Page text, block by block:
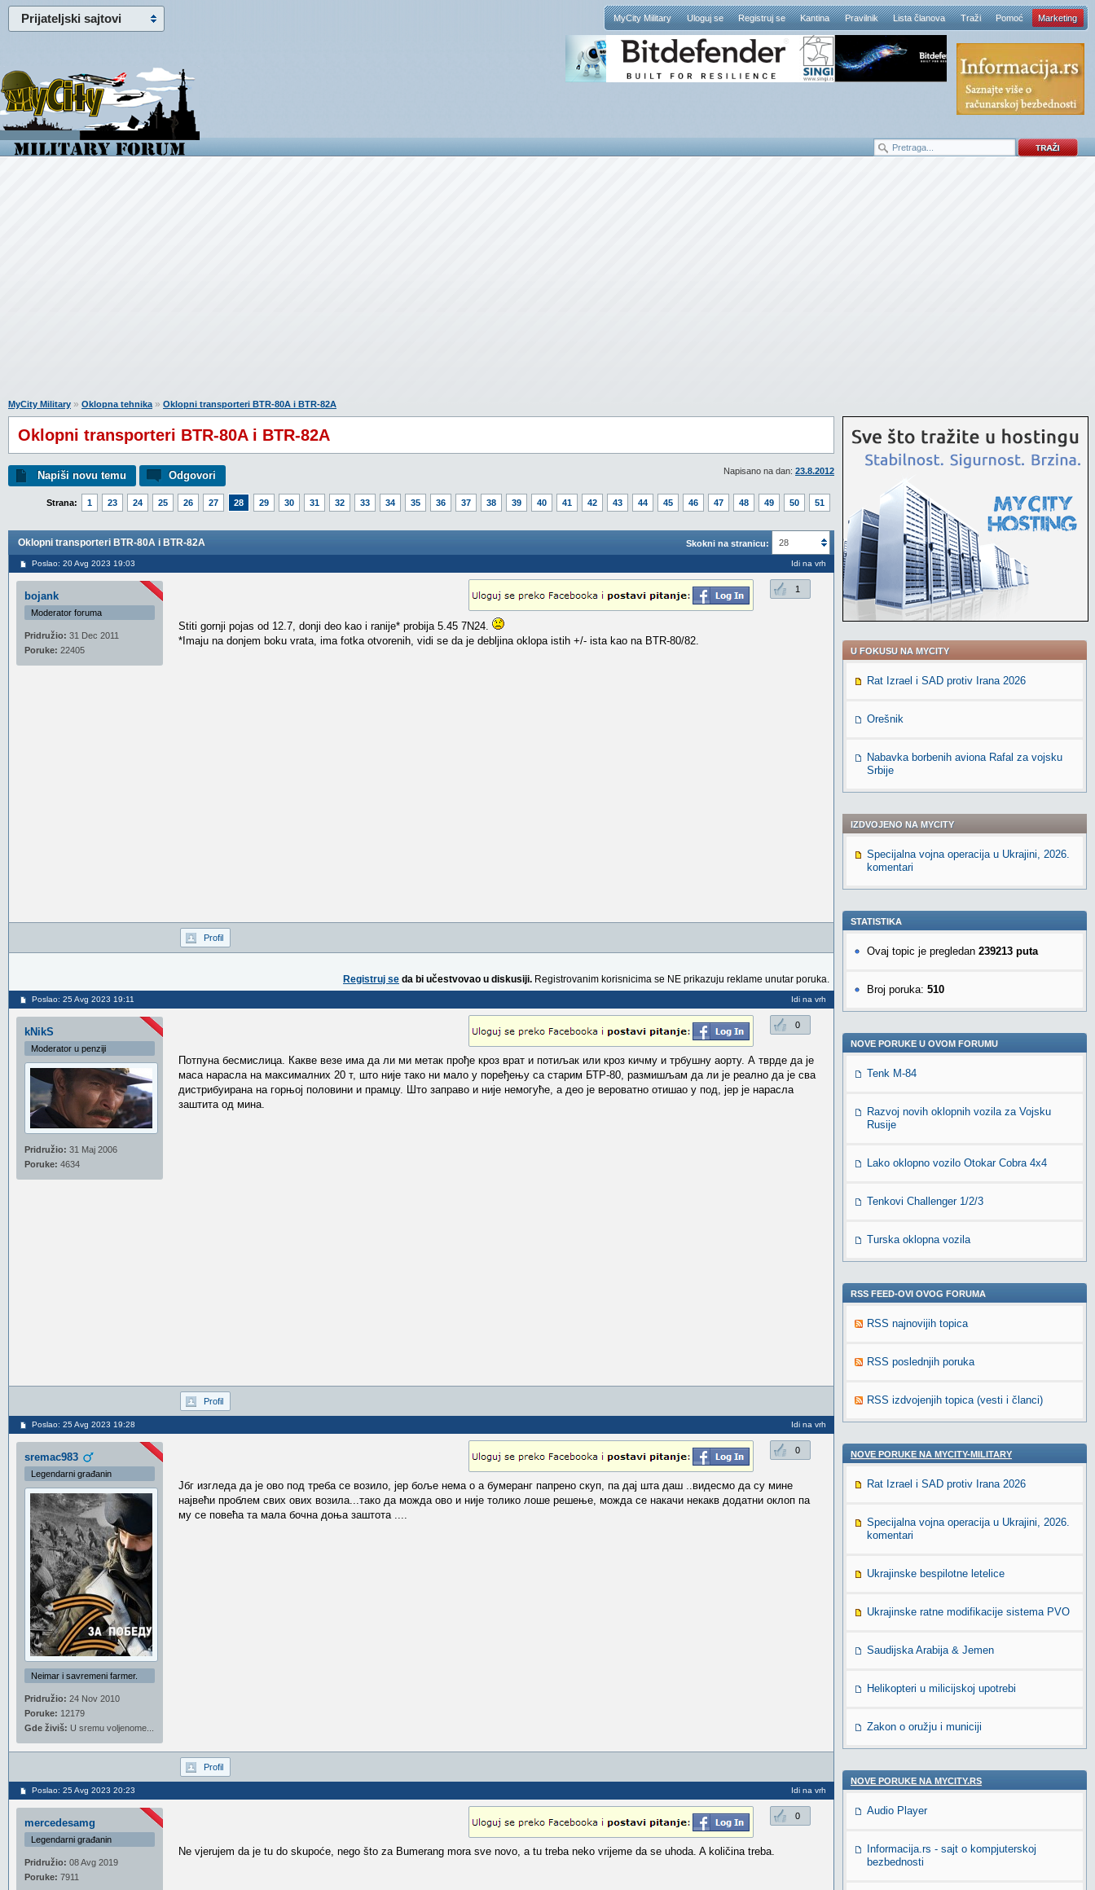
Prijateljski sajtovi MyCity Military Uloguj se Registruj se Kantina Pravilnik Lista članova Traži Pomoć Marketing
MyCity Military » Oklopna tehnika» Oklopni transporteri BTR-80A i BTR-82A
Oklopni transporteri BTR-80A i BTR-82A
Napisano na dan: 23.8.2012
Napiši novu temu Odgovori
Strana: 1 23 24 25 26 27 28 29 30 31 32 33 34 35 36 37 38 39 40 41 42 43 44 45 46 47 48 49 50 51
Skokni na stranicu: 28
Oklopni transporteri BTR-80A i BTR-82A
Poslao: 20 Avg 2023 19:03 Idi na vrh
bojank
Moderator foruma
Pridružio: 31 Dec 2011
Poruke: 22405
1
Stiti gornji pojas od 12.7, donji deo kao i ranije* probija 5.45 7N24.
*Imaju na donjem boku vrata, ima fotka otvorenih, vidi se da je debljina oklopa istih +/- ista kao na BTR-80/82.
Profil
Registruj se da bi učestvovao u diskusiji. Registrovanim korisnicima se NE prikazuju reklame unutar poruka.
Poslao: 25 Avg 2023 19:11 Idi na vrh
kNikS
Moderator u penziji
Pridružio: 31 Maj 2006
Poruke: 4634
0
Потпуна бесмислица. Какве везе има да ли ми метак прође кроз врат и потиљак или кроз кичму и трбушну аорту. А тврде да је
маса нарасла на максималних 20 т, што није тако ни мало у поређењу са старим БТР-80, размишљам да ли је реално да је сва
дистрибуирана на горњој половини и прамцу. Што заправо и није немогуће, а део је вероватно отишао у под, јер је нарасла
заштита од мина.
Profil
Poslao: 25 Avg 2023 19:28 Idi na vrh
sremac983
Legendarni građanin
Neimar i savremeni farmer.
Pridružio: 24 Nov 2010
Poruke: 12179
Gde živiš: U sremu voljenome...
0
Јбг изгледа да је ово под треба се возило, јер боље нема о а бумеранг папрено скуп, па дај шта даш ..видесмо да су мине
највећи проблем свих ових возила...тако да можда ово и није толико лоше решење, можда се накачи некакв додатни оклоп па
му се повећа та мала бочна доња заштота ....
Profil
Poslao: 25 Avg 2023 20:23 Idi na vrh
mercedesamg
Legendarni građanin
Pridružio: 08 Avg 2019
Poruke: 7911
0
Ne vjerujem da je tu do skupoće, nego što za Bumerang mora sve novo, a tu treba neko vrijeme da se uhoda. A količina treba.
U FOKUSU NA MYCITY
Rat Izrael i SAD protiv Irana 2026
Orešnik
Nabavka borbenih aviona Rafal za vojsku
Srbije
IZDVOJENO NA MYCITY
Specijalna vojna operacija u Ukrajini, 2026.
komentari
STATISTIKA
Ovaj topic je pregledan 239213 puta
Broj poruka: 510
NOVE PORUKE U OVOM FORUMU
Tenk M-84
Razvoj novih oklopnih vozila za Vojsku
Rusije
Lako oklopno vozilo Otokar Cobra 4x4
Tenkovi Challenger 1/2/3
Turska oklopna vozila
RSS FEED-OVI OVOG FORUMA
RSS najnovijih topica
RSS poslednjih poruka
RSS izdvojenjih topica (vesti i članci)
NOVE PORUKE NA MYCITY-MILITARY
Rat Izrael i SAD protiv Irana 2026
Specijalna vojna operacija u Ukrajini, 2026.
komentari
Ukrajinske bespilotne letelice
Ukrajinske ratne modifikacije sistema PVO
Saudijska Arabija & Jemen
Helikopteri u milicijskoj upotrebi
Zakon o oružju i municiji
NOVE PORUKE NA MYCITY.RS
Audio Player
Informacija.rs - sajt o kompjuterskoj
bezbednosti